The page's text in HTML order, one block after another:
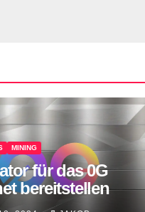
MINING
für das 0G
bereitstellen